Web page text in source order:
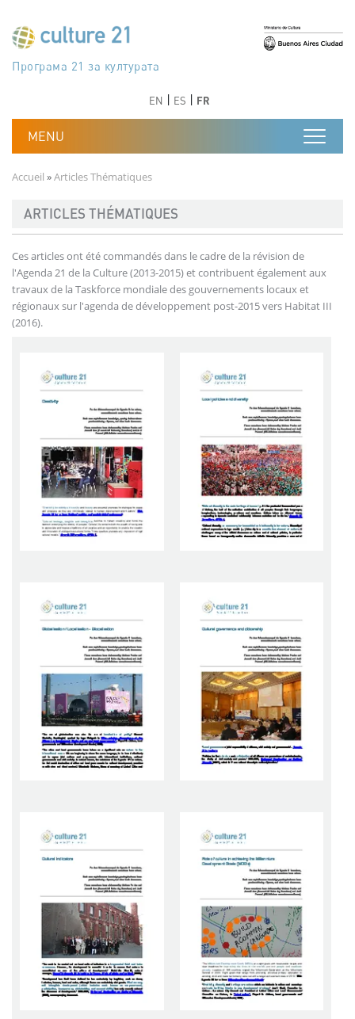
جدول أعمال القرن 21 للثقافة
Програма 21 за културата
Agenda 21 de la cultura
Agjenda 21 për kulturë
Agenda 21 van cultuur
Agenda 21 for culture
Kulturaren Agenda 21
Agenda 21 de la culture
Axenda 21 da cultura
Agenda 21 für Kultur
Agenda 21 della cultura
文化のためのアジェンダ21
دستورکار 21 برای فرهنگ
Agenda 21 dla kultury
Agenda 21 da cultura
Повестка дня 21 для культуры
Agenda 21 za kulturu
Agenda 21 de la cultura
Agenda 21 för kulturen
Kültür için Gündem 21
Порядок денний 21 для культури
EN ES FR
Fil d'Ariane
Accueil Articles Thématiques
ARTICLES THÉMATIQUES
Ces articles ont été commandés dans le cadre de la révision de
l'Agenda 21 de la Culture (2013-2015) et contribuent également aux
travaux de la Taskforce mondiale des gouvernements locaux et
régionaux sur l'agenda de développement post-2015 vers Habitat III
(2016).